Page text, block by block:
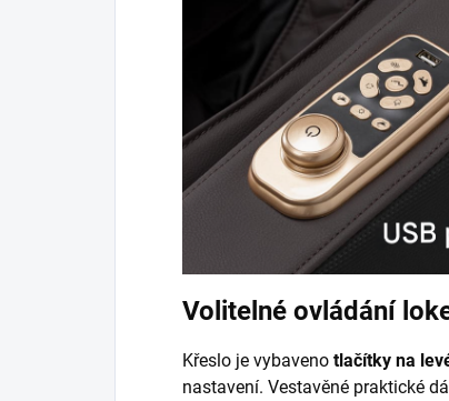
Volitelné ovládání
Křeslo je vybaveno tlačítky na
nastavení. Vestavěné praktické